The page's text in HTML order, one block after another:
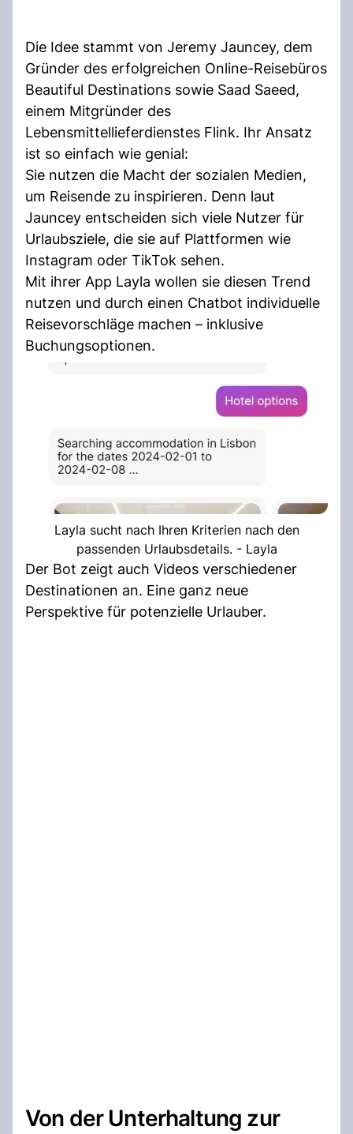
Die Idee stammt von Jeremy Jauncey, dem
Gründer des erfolgreichen Online-Reisebüros
Beautiful Destinations sowie Saad Saeed,
einem Mitgründer des
Lebensmittellieferdienstes Flink. Ihr Ansatz
ist so einfach wie genial:
Sie nutzen die Macht der sozialen Medien,
um Reisende zu inspirieren. Denn laut
Jauncey entscheiden sich viele Nutzer für
Urlaubsziele, die sie auf Plattformen wie
Instagram oder TikTok sehen.
Mit ihrer App Layla wollen sie diesen Trend
nutzen und durch einen Chatbot individuelle
Reisevorschläge machen – inklusive
Buchungsoptionen.
Layla sucht nach Ihren Kriterien nach den
passenden Urlaubsdetails. - Layla
Der Bot zeigt auch Videos verschiedener
Destinationen an. Eine ganz neue
Perspektive für potenzielle Urlauber.
Von der Unterhaltung zur